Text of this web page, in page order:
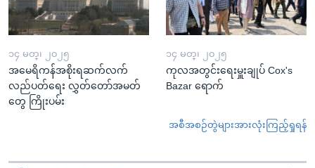
၁၄ မတ္၊ ၂၀၂၅
အမေရိကန်အစိုးရဆက်လက်
လည်ပတ်ရေး လွှတ်တော်အမတ်
တွေ ကြိုးပမ်း
၁၄ မတ္၊ ၂၀၂၅
ကုလအတွင်းရေးမှူးချုပ် Cox's
Bazar ရောက်
အစီအစဉ်တွဲများအားလုံးကြည့်ရှုရန်